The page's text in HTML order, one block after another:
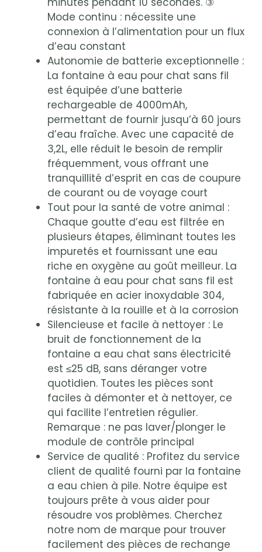
Mode continu : nécessite une
connexion à l’alimentation pour un flux
d’eau constant
Autonomie de batterie exceptionnelle :
La fontaine à eau pour chat sans fil
est équipée d’une batterie
rechargeable de 4000mAh,
permettant de fournir jusqu’à 60 jours
d’eau fraîche. Avec une capacité de
3,2L, elle réduit le besoin de remplir
fréquemment, vous offrant une
tranquillité d’esprit en cas de coupure
de courant ou de voyage court
Tout pour la santé de votre animal :
Chaque goutte d’eau est filtrée en
plusieurs étapes, éliminant toutes les
impuretés et fournissant une eau
riche en oxygène au goût meilleur. La
fontaine à eau pour chat sans fil est
fabriquée en acier inoxydable 304,
résistante à la rouille et à la corrosion
Silencieuse et facile à nettoyer : Le
bruit de fonctionnement de la
fontaine a eau chat sans électricité
est ≤25 dB, sans déranger votre
quotidien. Toutes les pièces sont
faciles à démonter et à nettoyer, ce
qui facilite l’entretien régulier.
Remarque : ne pas laver/plonger le
module de contrôle principal
Service de qualité : Profitez du service
client de qualité fourni par la fontaine
a eau chien à pile. Notre équipe est
toujours prête à vous aider pour
résoudre vos problèmes. Cherchez
notre nom de marque pour trouver
facilement des pièces de rechange